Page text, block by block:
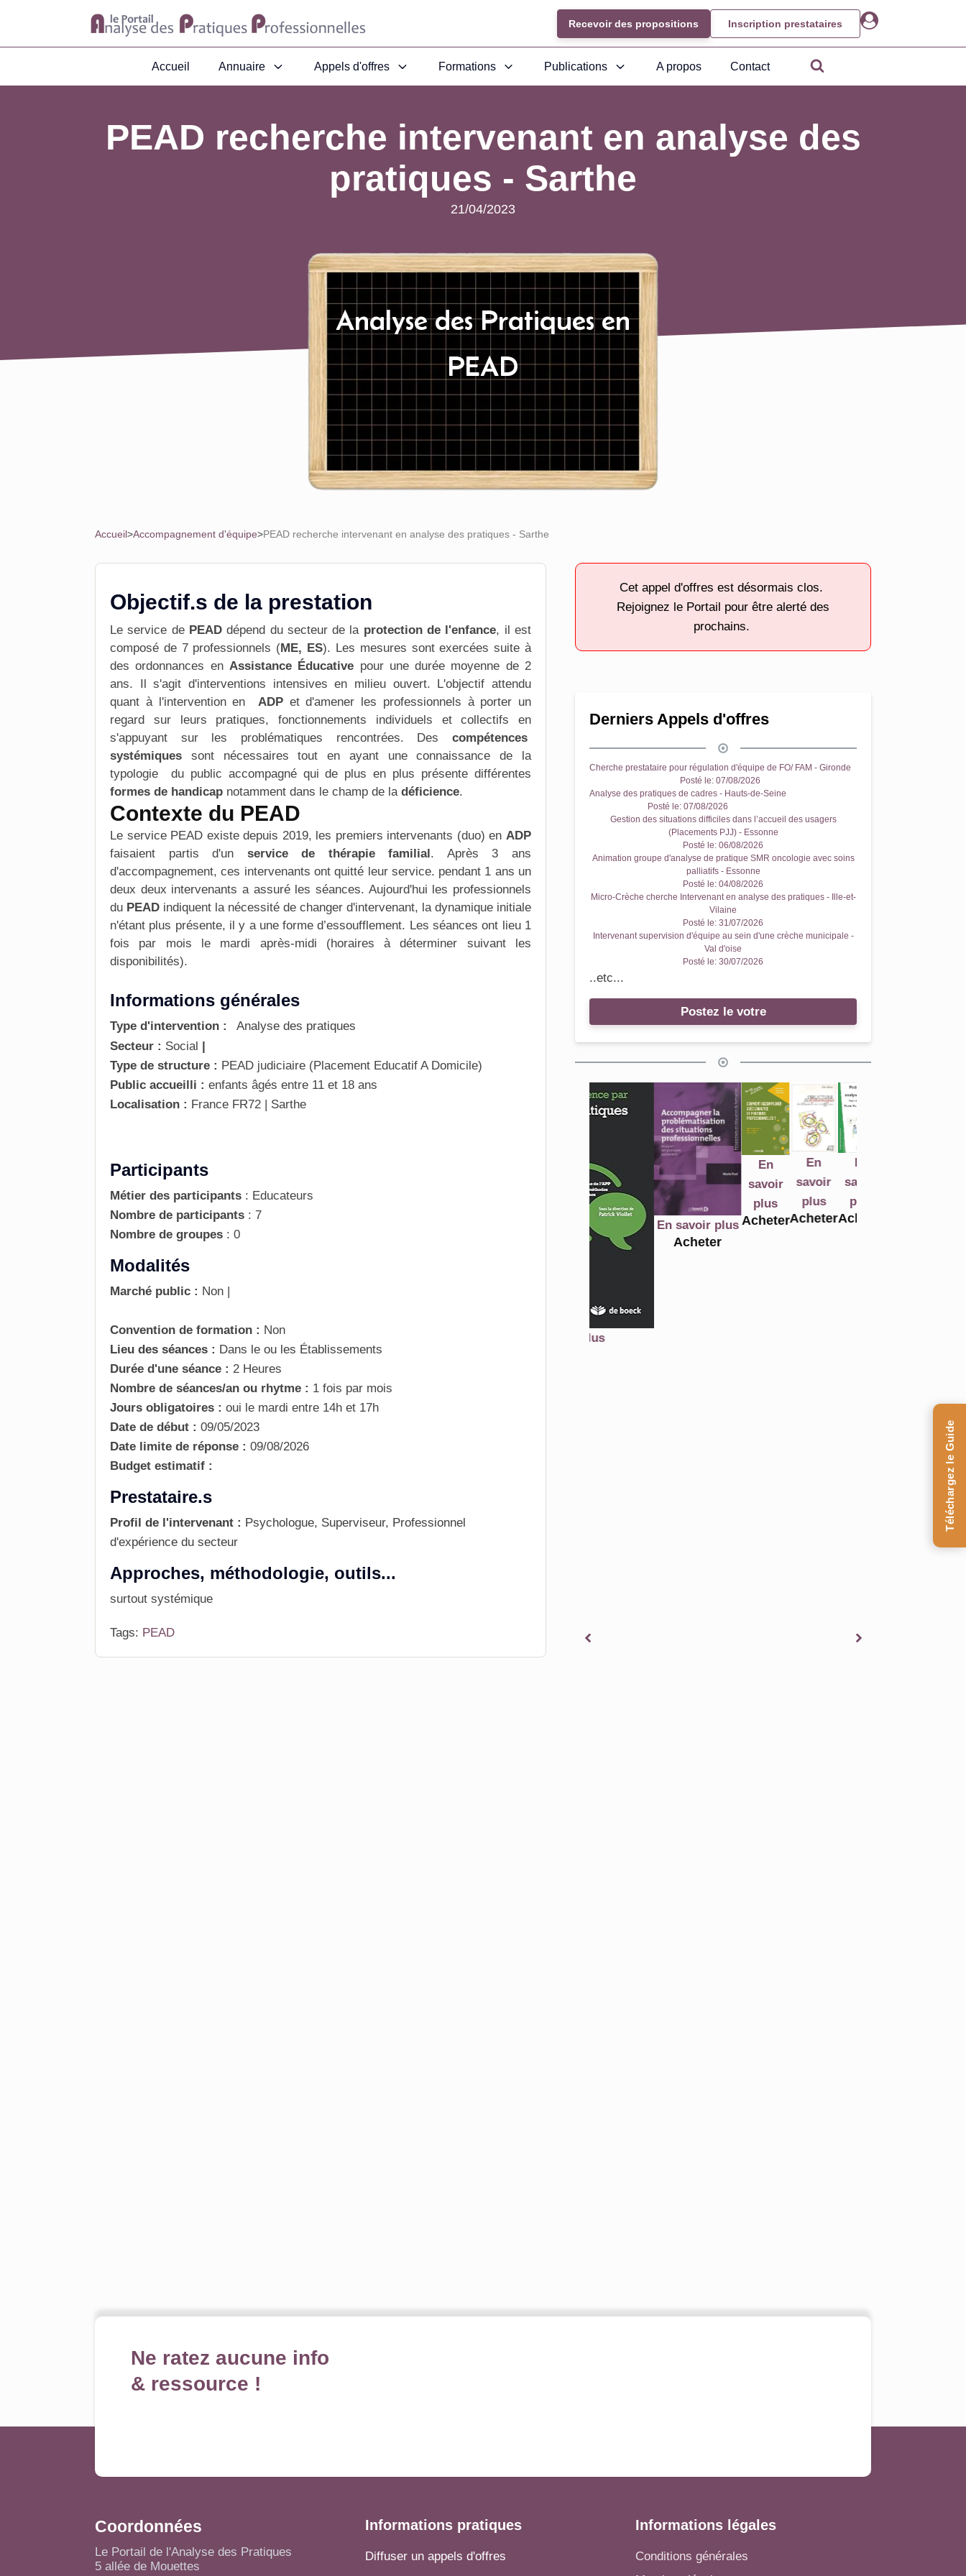
Recevoir des propositions Inscription prestataires
Accueil Annuaire Appels d'offres Formations Publications A propos Contact
PEAD recherche intervenant en analyse des
pratiques - Sarthe
21/04/2023
Analyse des Pratiques en
PEAD
Accueil>Accompagnement d'équipe>PEAD recherche intervenant en analyse des pratiques - Sarthe
Objectif.s de la prestation
Le service de PEADdépend du secteur de la protection de l'enfance, il est
composé de 7 professionnels (ME, ES). Les mesures sont exercées suite à
des ordonnances en Assistance Éducative pour une durée moyenne de 2
ans. Il s'agit d'interventions intensives en milieu ouvert. L'objectif attendu
quant à l'intervention en ADPet d'amener les professionnels à porter un
regard sur leurs pratiques, fonctionnements individuels et collectifs en
s'appuyant sur les problématiques rencontrées. Des compétences
systémiques sont nécessaires tout en ayant une connaissance de la
typologie du public accompagné qui de plus en plus présente différentes
formes de handicap notamment dans le champ de la déficience.
Contexte du PEAD
Le service PEAD existe depuis 2019, les premiers intervenants (duo) en ADP
faisaient partis d'un service de thérapie familial. Après 3 ans
d'accompagnement, ces intervenants ont quitté leur service. pendant 1 ans un
deux deux intervenants a assuré les séances. Aujourd'hui les professionnels
du PEAD indiquent la nécessité de changer d'intervenant, la dynamique initiale
n'étant plus présente, il y a une forme d’essoufflement. Les séances ont lieu 1
fois par mois le mardi après-midi (horaires à déterminer suivant les
disponibilités).
Informations générales
Type d'intervention :
Analyse des pratiques
Secteur : Social |
Type de structure : PEAD judiciaire (Placement Educatif A Domicile)
Public accueilli : enfants âgés entre 11 et 18 ans
Localisation : France FR72 | Sarthe
Participants
Métier des participants : Educateurs
Nombre de participants : 7
Nombre de groupes : 0
Modalités
Marché public : Non |
Convention de formation : Non
Lieu des séances : Dans le ou les Établissements
Durée d'une séance : 2 Heures
Nombre de séances/an ou rhytme : 1 fois par mois
Jours obligatoires : oui le mardi entre 14h et 17h
Date de début : 09/05/2023
Date limite de réponse : 09/08/2026
Budget estimatif :
Prestataire.s
Profil de l'intervenant : Psychologue, Superviseur, Professionnel
d'expérience du secteur
Approches, méthodologie, outils...
surtout systémique
Tags: PEAD
Cet appel d'offres est désormais clos.
Rejoignez le Portail pour être alerté des
prochains.
Derniers Appels d'offres
Cherche prestataire pour régulation d'équipe de FO/ FAM - Gironde
Posté le: 07/08/2026
Analyse des pratiques de cadres - Hauts-de-Seine
Posté le: 07/08/2026
Gestion des situations difficiles dans l’accueil des usagers
(Placements PJJ) - Essonne
Posté le: 06/08/2026
Animation groupe d'analyse de pratique SMR oncologie avec soins
palliatifs - Essonne
Posté le: 04/08/2026
Micro-Crèche cherche Intervenant en analyse des pratiques - Ille-et-
Vilaine
Posté le: 31/07/2026
Intervenant supervision d'équipe au sein d'une crèche municipale -
Val d'oise
Posté le: 30/07/2026
..etc...
Postez le votre
En savoir plus
Acheter
En
savoir
Acheter
En
savoir
plus
Acheter
En
savoir
plus
Acheter
savoir
plus
Acheter
Ne ratez aucune info
& ressource !
Coordonnées
Le Portail de l'Analyse des Pratiques
5 allée de Mouettes
Informations pratiques
Diffuser un appels d'offres
Informations légales
Conditions générales
Téléchargez le Guide